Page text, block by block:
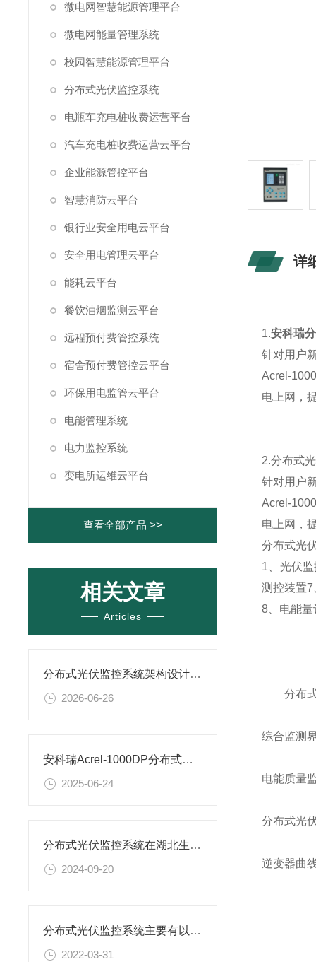
微电网智慧能源管理平台
微电网能量管理系统
校园智慧能源管理平台
分布式光伏监控系统
电瓶车充电桩收费运营平台
汽车充电桩收费运营云平台
企业能源管控平台
智慧消防云平台
银行业安全用电云平台
安全用电管理云平台
能耗云平台
餐饮油烟监测云平台
远程预付费管控系统
宿舍预付费管控云平台
环保用电监管云平台
电能管理系统
电力监控系统
变电所运维云平台
查看全部产品 >>
相关文章
Articles
分布式光伏监控系统架构设计：从数据采集到云平台
2026-06-26
安科瑞Acrel-1000DP分布式光伏监控系统在广西大唐至浦北高速高速项目中应用
2025-06-24
分布式光伏监控系统在湖北生物制药有限公司21.35MW光伏10KV并网系统应用
2024-09-20
分布式光伏监控系统主要有以下这些功能
2022-03-31
详
1.安科瑞
针对用户
Acrel-
电上网，
2.分布式
针对用户
Acrel-
电上网，
分布式光
1、光伏
测控装置
8、电能
分布式
综合监测
电能质量
分布式光
逆变器曲